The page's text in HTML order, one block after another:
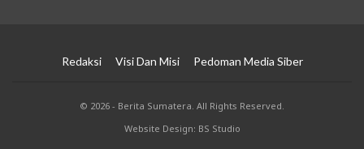
Redaksi Visi Dan Misi Pedoman Media Siber
© 2026 - Berita Sumatera. All Rights Reserved.
Website Design: BS Studio